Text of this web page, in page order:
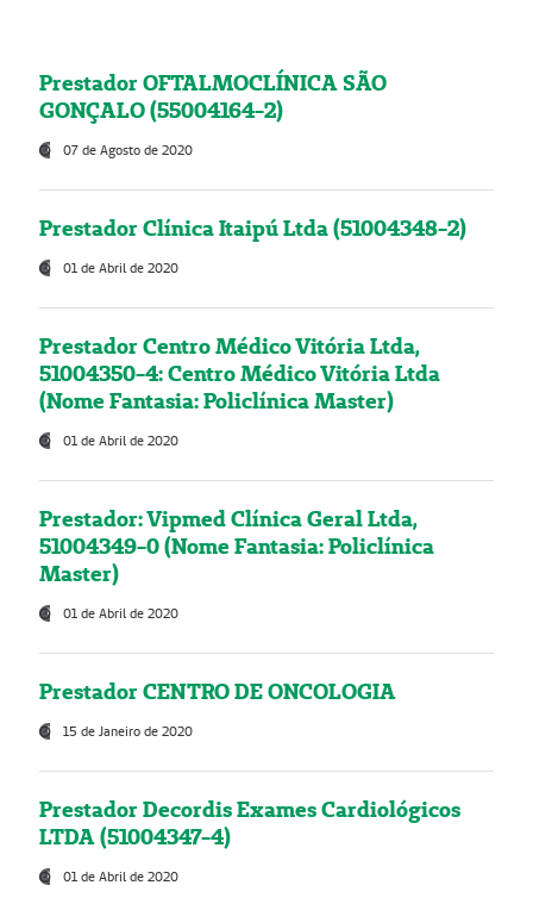
Prestador OFTALMOCLÍNICA SÃO
GONÇALO (55004164-2)
07 de Agosto de 2020
Prestador Clínica Itaipú Ltda (51004348-2)
01 de Abril de 2020
Prestador Centro Médico Vitória Ltda,
51004350-4: Centro Médico Vitória Ltda
(Nome Fantasia: Policlínica Master)
01 de Abril de 2020
Prestador: Vipmed Clínica Geral Ltda,
51004349-0 (Nome Fantasia: Policlínica
Master)
01 de Abril de 2020
Prestador CENTRO DE ONCOLOGIA
15 de Janeiro de 2020
Prestador Decordis Exames Cardiológicos
LTDA (51004347-4)
01 de Abril de 2020